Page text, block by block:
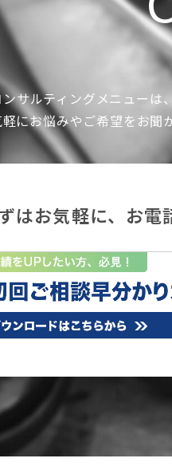
サルティングメニュー
軽にお悩みやご希望をお
はお気軽に、お